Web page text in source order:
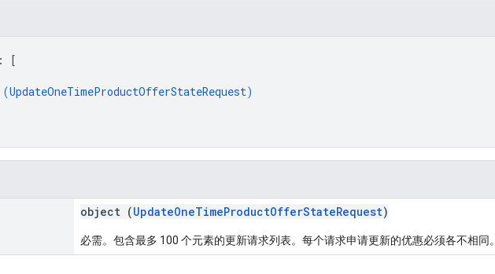
:
[
(UpdateOneTimeProductOfferStateRequest)
object (UpdateOneTimeProductOfferStateRequest)
必需。包含最多 100 个元素的更新请求列表。每个请求申请更新的优惠必须各不相同。